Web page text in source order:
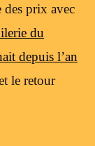
prix avec
du
depuis l’an
le retour